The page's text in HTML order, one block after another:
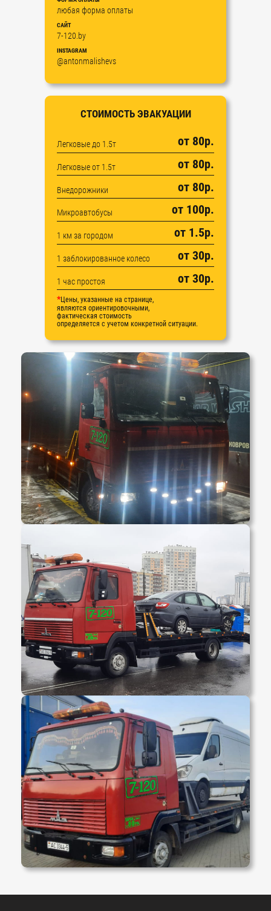
любая форма оплаты
САЙТ
7-120.by
INSTAGRAM
@antonmalishevs
CТОИМОСТЬ ЭВАКУАЦИИ
Легковые до 1.5т от 80р.
Легковые от 1.5т от 80р.
Внедорожники от 80р.
Микроавтобусы от 100р.
1 км за городом от 1.5р.
1 заблокированное колесо от 30р.
1 час простоя от 30р.
*Цены, указанные на странице,
являются ориентировочными,
фактическая стоимость
определяется с учетом конкретной ситуации.